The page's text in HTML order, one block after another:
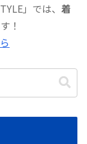
」では、 着
！